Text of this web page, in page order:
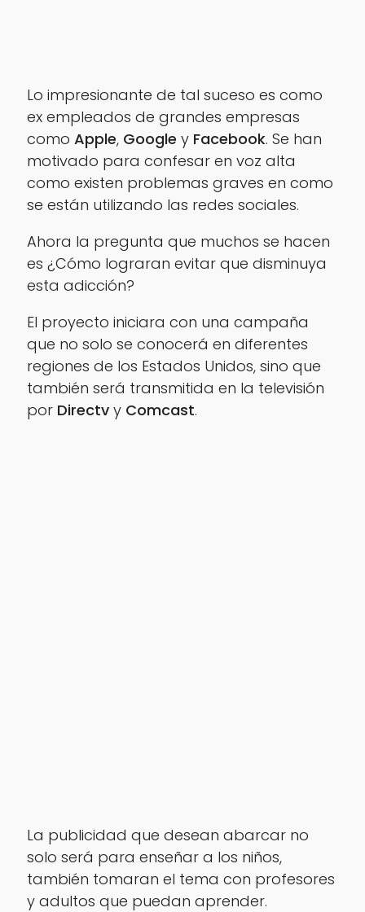
Lo impresionante de tal suceso es como
ex empleados de grandes empresas
como Apple, Google y Facebook. Se han
motivado para confesar en voz alta
como existen problemas graves en como
se están utilizando las redes sociales.
Ahora la pregunta que muchos se hacen
es ¿Cómo lograran evitar que disminuya
esta adicción?
El proyecto iniciara con una campaña
que no solo se conocerá en diferentes
regiones de los Estados Unidos, sino que
también será transmitida en la televisión
por Directv y Comcast.
La publicidad que desean abarcar no
solo será para enseñar a los niños,
también tomaran el tema con profesores
y adultos que puedan aprender.